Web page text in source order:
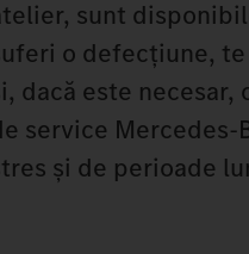
sunt
o defecțiune,
dacă este
service
și de perioade